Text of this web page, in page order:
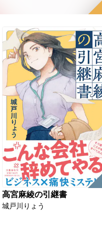
高宮麻綾の引継書
城戸川りょう